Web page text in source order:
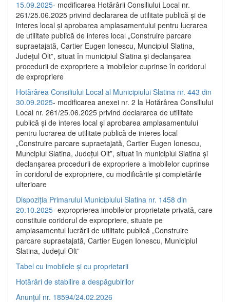
15.09.2025- modificarea Hotărârii Consiliului Local nr.
261/25.06.2025 privind declararea de utilitate publică și de
interes local și aprobarea amplasamentului pentru lucrarea
de utilitate publică de interes local „Construire parcare
supraetajată, Cartier Eugen Ionescu, Muncipiul Slatina,
Județul Olt”, situat în municipiul Slatina și declanșarea
procedurii de expropriere a imobilelor cuprinse în coridorul
de expropriere
Hotărârea Consiliului Local al Municipiului Slatina nr. 443 din
30.09.2025- modificarea anexei nr. 2 la Hotărârea Consiliului
Local nr. 261/25.06.2025 privind declararea de utilitate
publică şi de interes local şi aprobarea amplasamentului
pentru lucrarea de utilitate publică de interes local
„Construire parcare supraetajată, Cartier Eugen Ionescu,
Muncipiul Slatina, Judeţul Olt”, situat în municipiul Slatina şi
declanşarea procedurii de expropriere a imobilelor cuprinse
în coridorul de expropriere, cu modificările şi completările
ulterioare
Dispoziția Primarului Municipiului Slatina nr. 1458 din
20.10.2025- exproprierea imobilelor proprietate privată, care
constituie coridorul de expropriere, situate pe
amplasamentul lucrării de utilitate publică „Construire
parcare supraetajată, Cartier Eugen Ionescu, Municipiul
Slatina, Județul Olt”
Tabel cu imobilele și cu proprietarii
Hotărâri de stabilire a despăgubirilor
Anunțul nr. 18594/24.02.2026